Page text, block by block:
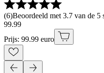
(6)Beoordeeld met 3.7 van de 5
99.99
Prijs: 99.99 euro